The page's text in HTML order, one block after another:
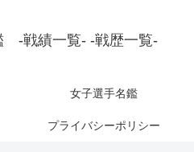
-戦績一覧- -戦歴一覧-
女子選手名鑑
プライバシーポリシー